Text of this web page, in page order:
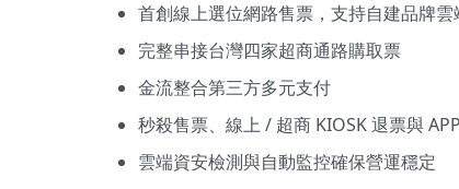
首創線上選位網路售票，支持自建品牌雲
完整串接台灣四家超商通路購取票
金流整合第三方多元支付
秒殺售票、線上 / 超商 KIOSK 退票與
雲端資安檢測與自動監控確保營運穩定